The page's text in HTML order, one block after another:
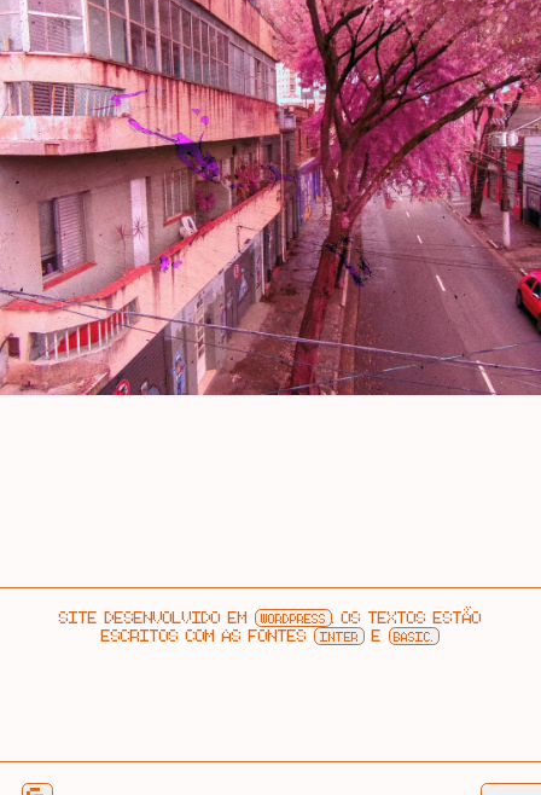
SITE DESENVOLVIDO EM WORDPRESS . OS TEXTOS ESTÃO
ESCRITOS COM AS FONTES INTER E BASIC.